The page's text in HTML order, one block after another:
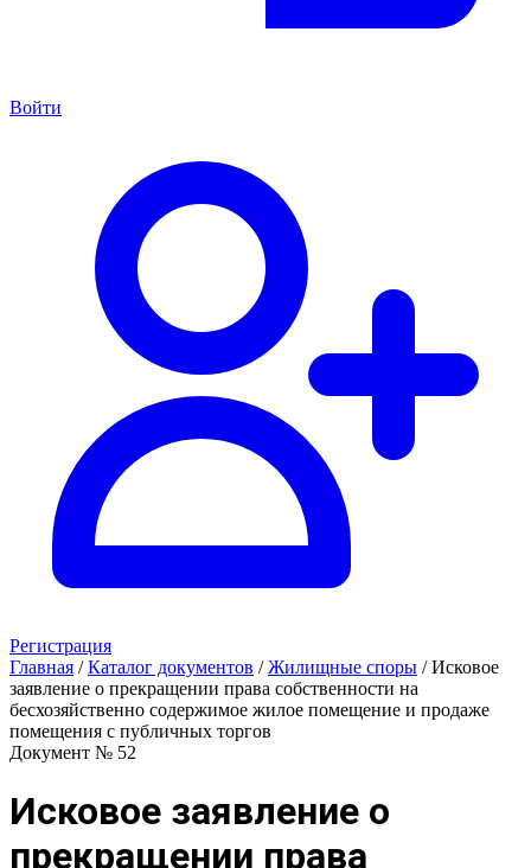
Войти
Регистрация
Главная / Каталог документов / Жилищные споры / Исковое
заявление о прекращении права собственности на
бесхозяйственно содержимое жилое помещение и продаже
помещения с публичных торгов
Документ № 52
Исковое заявление о
прекращении права